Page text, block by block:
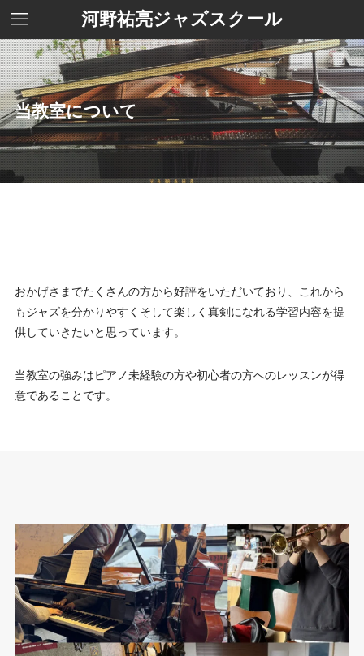
河野祐亮ジャズスクール
当教室について
おかげさまでたくさんの方から好評をいただいており、これから
もジャズを分かりやすくそして楽しく真剣になれる学習内容を提
供していきたいと思っています。
当教室の強みはピアノ未経験の方や初心者の方へのレッスンが得
意であることです。